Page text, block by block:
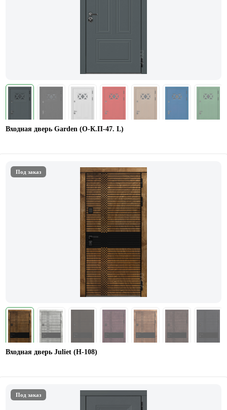
Входная дверь Garden (О-К.П-47. L)
Под заказ
Входная дверь Juliet (Н-108)
Под заказ